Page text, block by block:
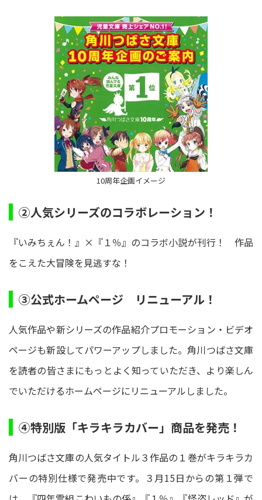
10周年企画イメージ
②人気シリーズのコラボレーション！
『いみちぇん！』×『１％』のコラボ小説が刊行！ 作品
をこえた大冒険を見逃すな！
③公式ホームページ リニューアル！
人気作品や新シリーズの作品紹介プロモーション・ビデオ
ページも新設してパワーアップしました。角川つばさ文庫
を読者の皆さまにもっとよく知っていただき、より楽しん
でいただけるホームページにリニューアルしました。
④特別版「キラキラカバー」商品を発売！
角川つばさ文庫の人気タイトル３作品の１巻がキラキラカ
バーの特別仕様で発売中です。３月15日からの第１弾で